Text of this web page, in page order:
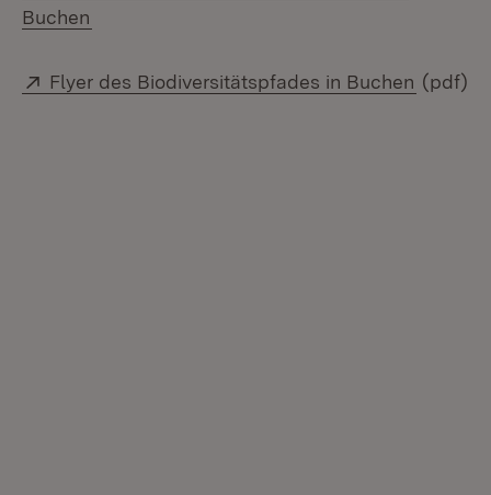
Buchen
Extern:
Flyer des Biodiversitätspfades in Buchen (Öffnet
(pdf)